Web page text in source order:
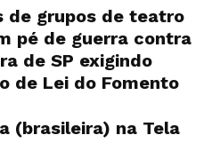
de grupos de teatro
pé de guerra contra
de SP exigindo
de Lei do Fomento
(brasileira) na Tela